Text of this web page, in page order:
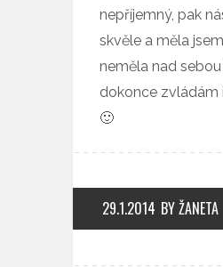
nepříjemný, pak
skvěle a měla
neměla nad
dokonce zvládám
🙂
29.1.2014 BY ŽANETA